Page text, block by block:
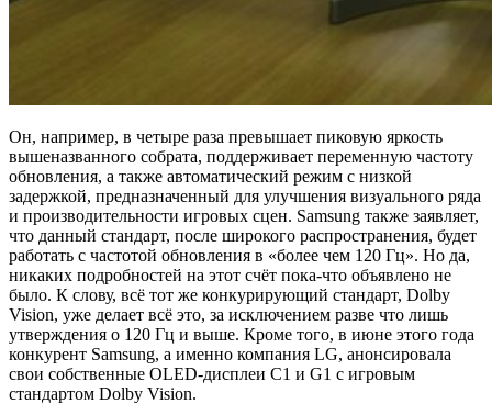
Он, например, в четыре раза превышает пиковую яркость
вышеназванного собрата, поддерживает переменную частоту
обновления, а также автоматический режим с низкой
задержкой, предназначенный для улучшения визуального ряда
и производительности игровых сцен. Samsung также заявляет,
что данный стандарт, после широкого распространения, будет
работать с частотой обновления в «более чем 120 Гц». Но да,
никаких подробностей на этот счёт пока-что объявлено не
было. К слову, всё тот же конкурирующий стандарт, Dolby
Vision, уже делает всё это, за исключением разве что лишь
утверждения о 120 Гц и выше. Кроме того, в июне этого года
конкурент Samsung, а именно компания LG, анонсировала
свои собственные OLED-дисплеи C1 и G1 с игровым
стандартом Dolby Vision.